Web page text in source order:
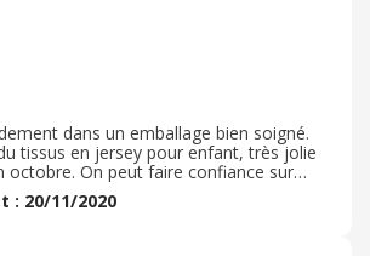
les dimensions commandées
tissus est bien épais et va me
mon projet. Bonne expérience sur
recommander un autre
projet d'ameublement !
dans un emballage bien soigné.
tissus en jersey pour enfant, très jolie
octobre. On peut faire confiance sur
C'est conforme à mes attentes,
seul envoi. Je n'ai pas eu de code
: 20/11/2020